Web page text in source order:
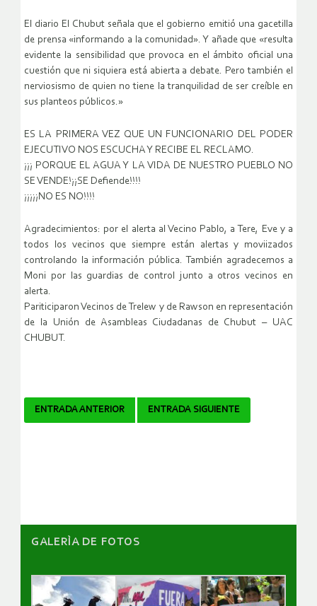
El diario El Chubut señala que el gobierno emitió una gacetilla
de prensa «informando a la comunidad». Y añade que «resulta
evidente la sensibilidad que provoca en el ámbito oficial una
cuestión que ni siquiera está abierta a debate. Pero también el
nerviosismo de quien no tiene la tranquilidad de ser creíble en
sus planteos públicos.»
ES LA PRIMERA VEZ QUE UN FUNCIONARIO DEL PODER
EJECUTIVO NOS ESCUCHA Y RECIBE EL RECLAMO.
¡¡¡ PORQUE EL AGUA Y LA VIDA DE NUESTRO PUEBLO NO
SE VENDE!¡¡SE Defiende!!!!
¡¡¡¡¡NO ES NO!!!!
Agradecimientos: por el alerta al Vecino Pablo, a Tere, Eve y a
todos los vecinos que siempre están alertas y moviizados
controlando la información pública. También agradecemos a
Moni por las guardias de control junto a otros vecinos en
alerta.
Pariticiparon Vecinos de Trelew y de Rawson en representación
de la Unión de Asambleas Ciudadanas de Chubut – UAC
CHUBUT.
Navegador
ENTRADA ANTERIOR ENTRADA SIGUIENTE
GALERÌA DE FOTOS